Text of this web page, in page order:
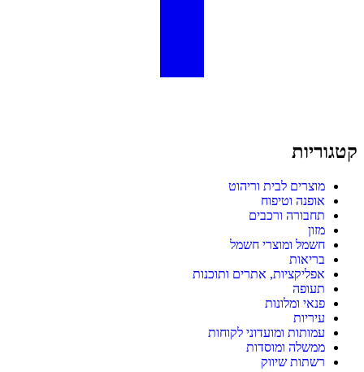
קטגוריות
מוצרים לבית וריהוט
אופנה וטיפוח
תחבורה ורכבים
מזון
חשמל ומוצרי חשמל
בריאות
אפליקציות, אתרים ותוכנות
תעופה
פנאי ומלונות
עיריות
עמותות ומועדוני לקוחות
ממשלה ומוסדות
רשתות שיווק